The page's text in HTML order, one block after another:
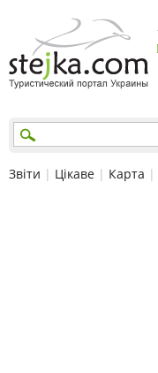
Звіти | Цікаве | Карта |